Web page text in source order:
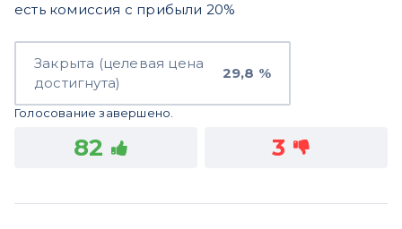
есть комиссия с прибыли 20%
Закрыта (целевая цена
достигнута)
29,8 %
Голосование завершено.
82 3